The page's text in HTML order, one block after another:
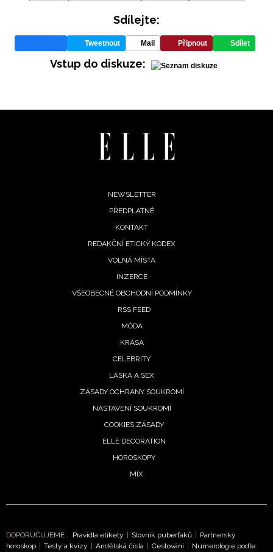
Sdílejte:
Tweetnout Mail Připnout Sdílet
Vstup do diskuze:
NEWSLETTER
PŘEDPLATNÉ
KONTAKT
REDAKČNÍ ETICKÝ KODEX
VOLNÁ MÍSTA
INZERCE
VŠEOBECNÉ OBCHODNÍ PODMÍNKY
RSS FEED
MÓDA
KRÁSA
CELEBRITY
LÁSKA A SEX
ZÁSADY OCHRANY SOUKROMÍ
NASTAVENÍ SOUKROMÍ
COOKIES ZÁSADY
ELLE DECORATION
HOROSKOPY
MIX
DOPORUČUJEME Pravidla etikety Slovník puberťáků
Partnerský
horoskop
Testy a kvízy Andělská čísla Cestování
Numerologie podle